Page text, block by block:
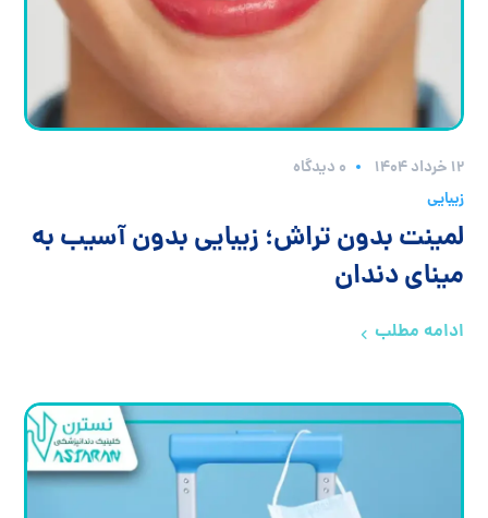
۱۲ خرداد ۱۴۰۴
0 دیدگاه
زیبایی
لمینت بدون تراش؛ زیبایی بدون آسیب به
مینای دندان
ادامه مطلب